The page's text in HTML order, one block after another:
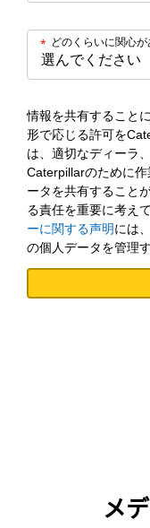
どのくらいに関心
*
情報を共有すること
形で応じる許可を
は、適切なディーラ
Caterpillarのために
ータを共有すること
る責任を重要に考え
ーに関する声明には
の個人データを管理
メ